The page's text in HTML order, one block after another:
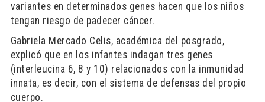
variantes en determinados genes hacen que los niños
tengan riesgo de padecer cáncer.
Gabriela Mercado Celis, académica del posgrado,
explicó que en los infantes indagan tres genes
(interleucina 6, 8 y 10) relacionados con la inmunidad
innata, es decir, con el sistema de defensas del propio
cuerpo.